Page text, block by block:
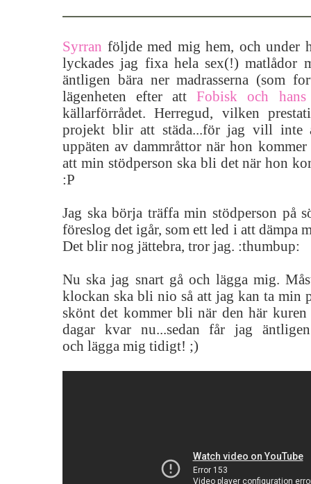
Syrran följde med mig hem, och under
lyckades jag fixa hela sex(!) matlådor
äntligen bära ner madrasserna (som
lägenheten efter attFobisk och
källarförrådet. Herregud, vilken
projekt blir att städa...för jag vill inte
uppäten av dammråttor när hon
att min stödperson ska bli det när hon
:P
Jag ska börja träffa min stödperson på
föreslog det igår, som ett led i att dämpa
Det blir nog jättebra, tror jag. :thumbup:
Nu ska jag snart gå och lägga mig.
klockan ska bli nio så att jag kan ta min
skönt det kommer bli när den här kuren
dagar kvar nu...sedan får jag
och lägga mig tidigt! ;)